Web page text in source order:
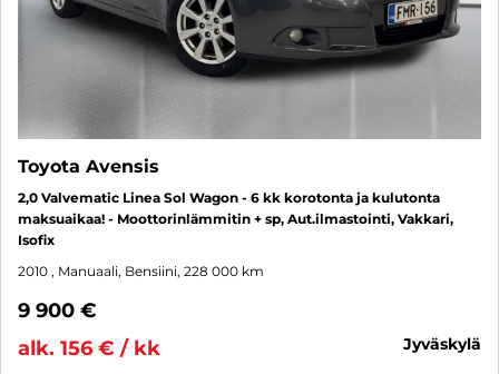
Toyota Avensis
2,0 Valvematic Linea Sol Wagon - 6 kk korotonta ja kulutonta
maksuaikaa! - Moottorinlämmitin + sp, Aut.ilmastointi, Vakkari,
Isofix
2010 , Manuaali, Bensiini, 228 000 km
9 900 €
alk. 156 € / kk
jyväskylä